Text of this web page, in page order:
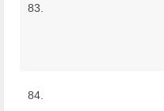
83.
84.